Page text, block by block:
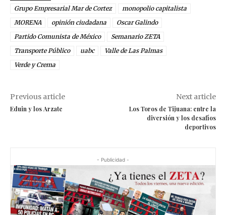
Grupo Empresarial Mar de Cortez
monopolio capitalista
MORENA
opinión ciudadana
Oscar Galindo
Partido Comunista de México
Semanario ZETA
Transporte Público
uabc
Valle de Las Palmas
Verde y Crema
Previous article
Eduin y los Arzate
Next article
Los Toros de Tijuana: entre la
diversión y los desafíos
deportivos
- Publicidad -